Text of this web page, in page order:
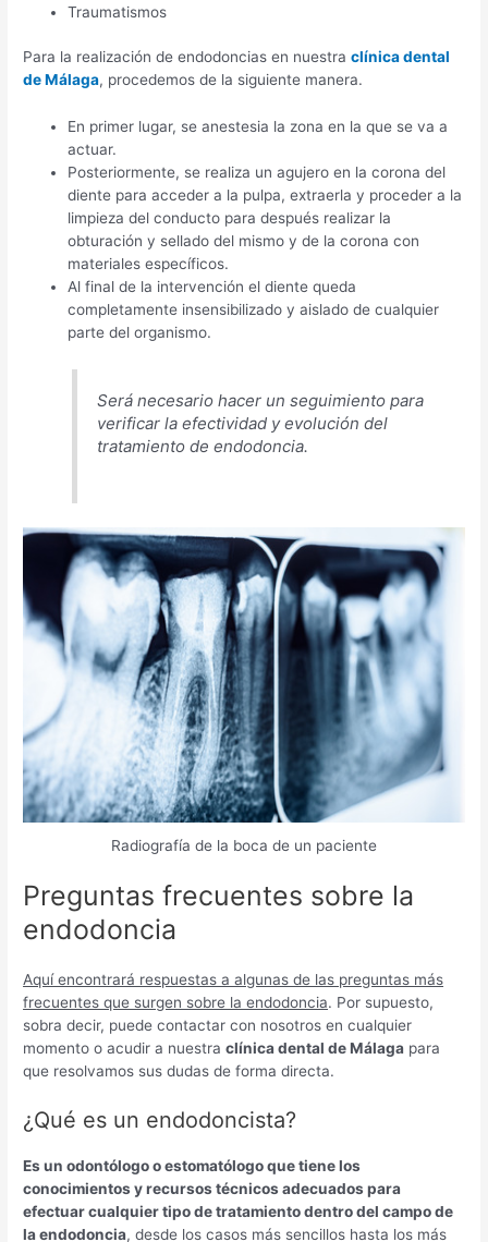
Traumatismos
Para la realización de endodoncias en nuestraclínica dental
de Málaga, procedemos de la siguiente manera.
En primer lugar, se anestesia la zona en la que se va a
actuar.
Posteriormente, se realiza un agujero en la corona del
diente para acceder a la pulpa, extraerla y proceder a la
limpieza del conducto para después realizar la
obturación y sellado del mismo y de la corona con
materiales específicos.
Al final de la intervención el diente queda
completamente insensibilizado y aislado de cualquier
parte del organismo.
Será necesario hacer un seguimiento para
verificar la efectividad y evolución del
tratamiento de endodoncia.
Radiografía de la boca de un paciente
Preguntas frecuentes sobre la
endodoncia
Aquí encontrará respuestas a algunas de las preguntas más
frecuentes que surgen sobre la endodoncia. Por supuesto,
sobra decir, puede contactar con nosotros en cualquier
momento o acudir a nuestraclínica dental de Málaga para
que resolvamos sus dudas de forma directa.
¿Qué es un endodoncista?
Es un odontólogo o estomatólogo que tiene los
conocimientos y recursos técnicos adecuados para
efectuar cualquier tipo de tratamiento dentro del campo de
la endodoncia, desde los casos más sencillos hasta los más